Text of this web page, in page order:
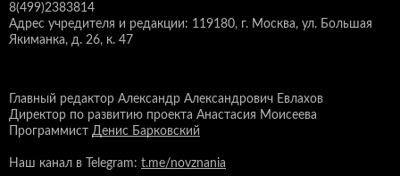
8(499)2383814
Адрес учредителя и редакции: 119180, г. Москва, ул. Большая
Якиманка, д. 26, к. 47
Главный редактор Александр Александрович Евлахов
Директор по развитию проекта Анастасия Моисеева
Программист Денис Барковский
Наш канал в Telegram: t.me/novznania